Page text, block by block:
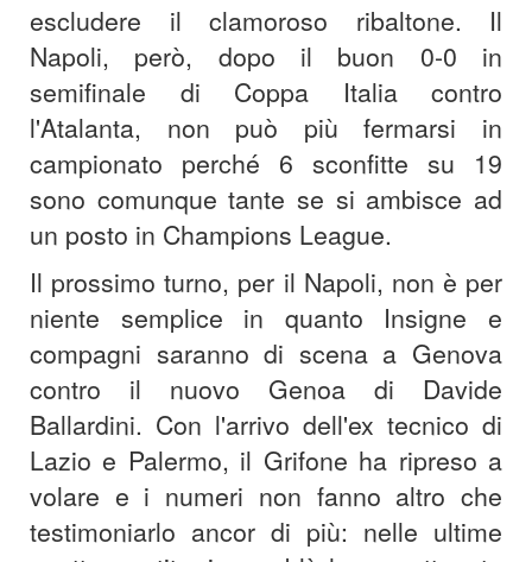
escludere il clamoroso ribaltone. Il
Napoli, però, dopo il buon 0-0 in
semifinale di Coppa Italia contro
l'Atalanta, non può più fermarsi in
campionato perché 6 sconfitte su 19
sono comunque tante se si ambisce ad
un posto in Champions League.
Il prossimo turno, per il Napoli, non è per
niente semplice in quanto Insigne e
compagni saranno di scena a Genova
contro il nuovo Genoa di Davide
Ballardini. Con l'arrivo dell'ex tecnico di
Lazio e Palermo, il Grifone ha ripreso a
volare e i numeri non fanno altro che
testimoniarlo ancor di più: nelle ultime